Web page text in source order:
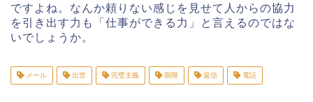
ですよね。なんか頼りない感じを見せて人からの協力
を引き出す力も「仕事ができる力」と言えるのではな
いでしょうか。
メール 出世 完璧主義 期限 返信 電話